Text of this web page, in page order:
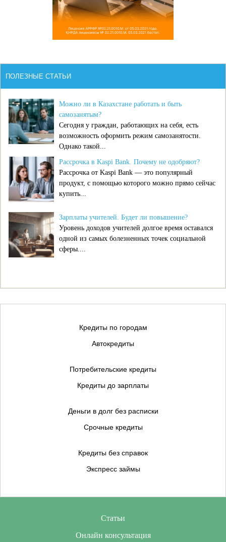
ПОЛЕЗНЫЕ СТАТЬИ
Можно ли в Казахстане работать и быть
самозанятым?
Сегодня у граждан, работающих на себя, есть
возможность оформить режим самозанятости.
Однако такой...
Рассрочка в Kaspi Bank. Почему не одобряют?
Рассрочка от Kaspi Bank — это популярный
продукт, с помощью которого можно прямо сейчас
купить...
Зарплаты учителей. Будет ли повышение?
Уровень доходов учителей долгое время оставался
одной из самых болезненных точек социальной
сферы....
Кредиты по городам
Автокредиты
Потребительские кредиты
Кредиты до зарплаты
Деньги в долг без расписки
Срочные кредиты
Кредиты без справок
Экспресс займы
Статьи
Онлайн консультация